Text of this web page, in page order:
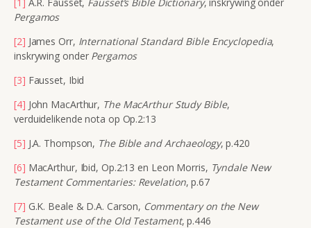
Pergamos
[2] James Orr, International Standard Bible Encyclopedia,
inskrywing onder Pergamos
[3] Fausset, Ibid
[4] John MacArthur, The MacArthur Study Bible,
verduidelikende nota op Op.2:13
[5] J.A. Thompson, The Bible and Archaeology, p.420
[6] MacArthur, Ibid, Op.2:13 en Leon Morris, Tyndale New
Testament Commentaries: Revelation, p.67
[7] G.K. Beale & D.A. Carson, Commentary on the New
Testament use of the Old Testament, p.446